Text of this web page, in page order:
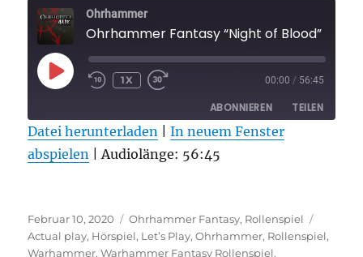
Ohrhammer
PLAY
EPISODE
1X 00:00 / 56:45
ABONNIEREN TEILEN
RSS FEED
TEILEN
EMBED
Datei herunterladen |In neuem Fenster
abspielen
Audiolänge: 56:45
Veröffentlicht
am
Februar 10, 2020 Kategorien
Ohrhammer Fantasy, Rollenspiel
Actual play, Hörspiel, Let’s Play,Ohrhammer, Rollenspiel,
Warhammer,Warhammer Fantasy Rollenspiel,